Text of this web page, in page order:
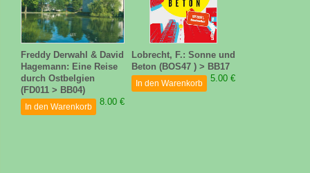
Freddy Derwahl & David
Hagemann: Eine Reise
durch Ostbelgien
(FD011 > BB04)
8.00 €
In den Warenkorb
Lobrecht, F.: Sonne und
Beton (BOS47 ) > BB17
5.00 €
In den Warenkorb